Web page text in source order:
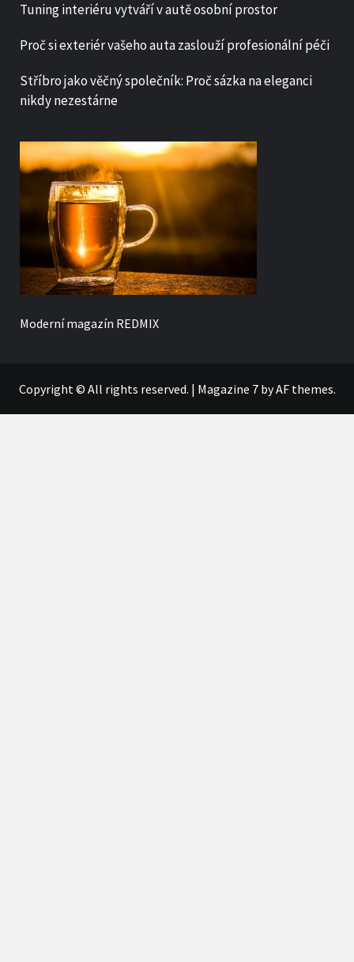
Tuning interiéru vytváří v autě osobní prostor
Proč si exteriér vašeho auta zaslouží profesionální péči
Stříbro jako věčný společník: Proč sázka na eleganci
nikdy nezestárne
Moderní magazín REDMIX
Copyright © All rights reserved. | Magazine 7by AF themes.